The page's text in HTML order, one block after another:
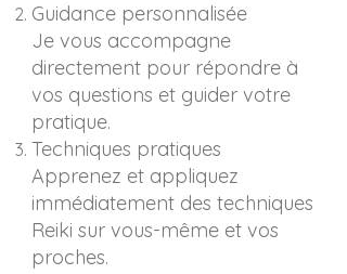
Guidance personnalisée
Je vous accompagne
directement pour répondre à
vos questions et guider votre
pratique.
Techniques pratiques
Apprenez et appliquez
immédiatement des techniques
Reiki sur vous-même et vos
proches.